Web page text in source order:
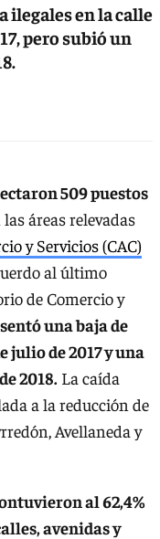
ilegales en la calle
pero subió un
509 puestos
las áreas relevadas
y Servicios (CAC)
al último
de Comercio y
una baja de
julio de 2017 y una
2018. La caída
a la reducción de
Avellaneda y
al 62,4%
avenidas y